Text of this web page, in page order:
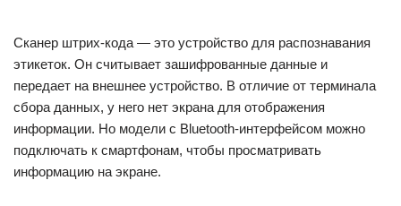
Сканер штрих-кода — это устройство для распознавания
этикеток. Он считывает зашифрованные данные и
передает на внешнее устройство. В отличие от терминала
сбора данных, у него нет экрана для отображения
информации. Но модели с Bluetooth-интерфейсом можно
подключать к смартфонам, чтобы просматривать
информацию на экране.